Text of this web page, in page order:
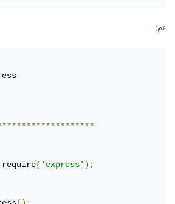
ثم:
require('express');